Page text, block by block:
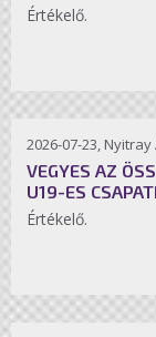
Értékelő.
2026-07-23,
VEGYES AZ
U19-ES
Értékelő.